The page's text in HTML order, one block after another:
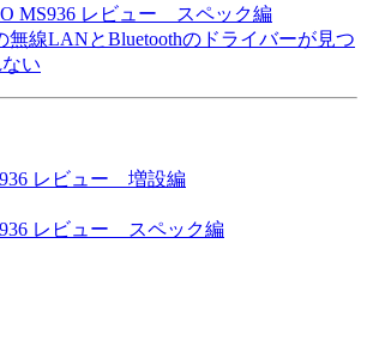
MS936 レビュー スペック編
無線LANとBluetoothのドライバーが見つ
い
レビュー 増設編
レビュー スペック編